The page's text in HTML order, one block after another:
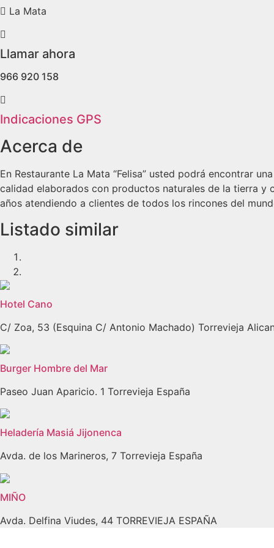
La Mata
Llamar ahora
966 920 158
Indicaciones GPS
Acerca de
En Restaurante La Mata “Felisa” usted podrá encontrar
calidad elaborados con productos naturales de la tierra y
años atendiendo a clientes de todos los rincones del
Listado similar
Hotel Cano
C/ Zoa, 53 (Esquina C/ Antonio Machado) Torrevieja
Burger Hombre del Mar
Paseo Juan Aparicio. 1 Torrevieja España
Heladería Masiá Jijonenca
Avda. de los Marineros, 7 Torrevieja España
MIÑO
Avda. Delfina Viudes, 44 TORREVIEJA ESPAÑA